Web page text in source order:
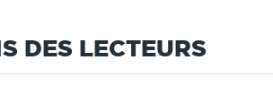
DES LECTEURS